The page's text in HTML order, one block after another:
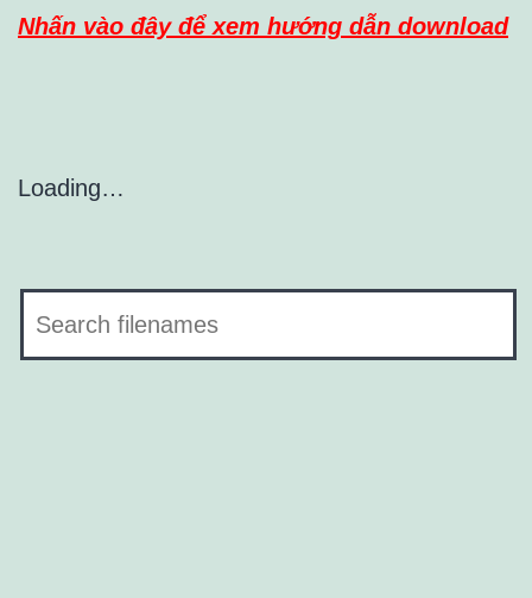
Nhấn vào đây để xem hướng dẫn download
Loading…